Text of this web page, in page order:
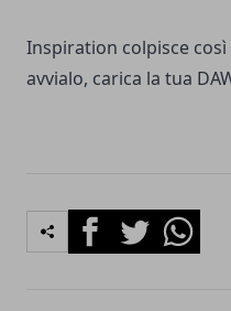
Inspiration colpisce
avvialo, carica la tua
FacebookTwitterWhatsapp